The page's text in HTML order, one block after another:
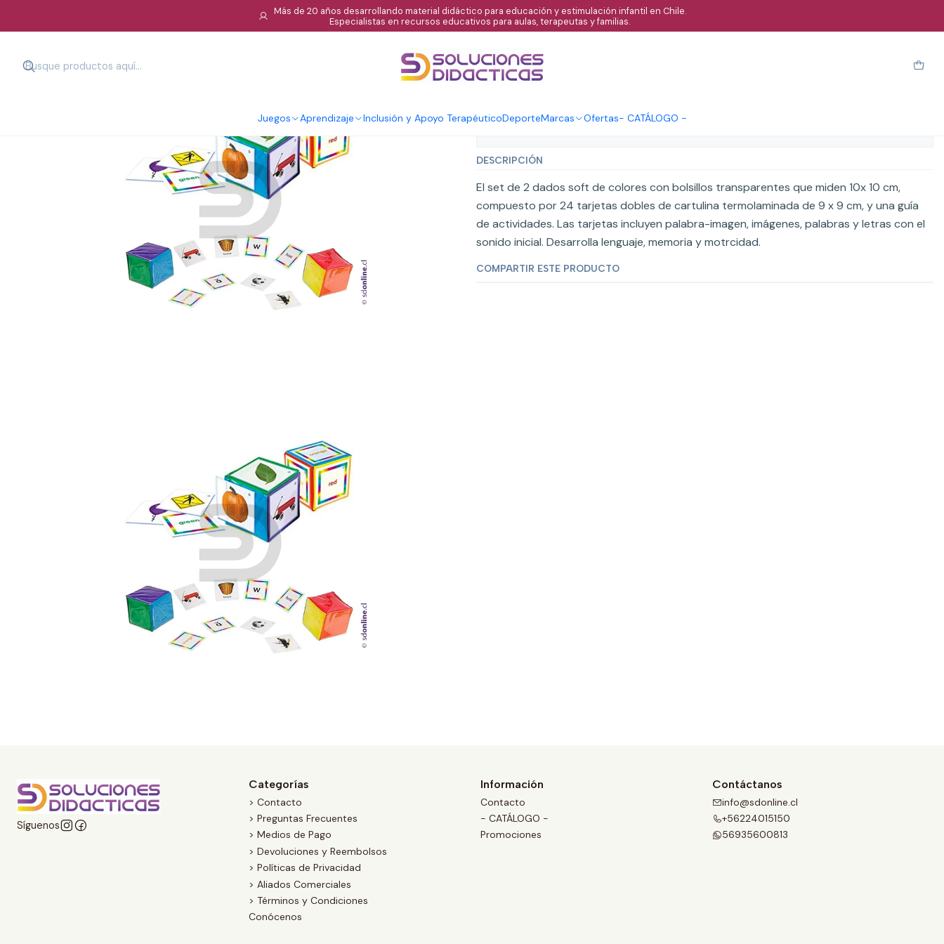
Juegos Aprendizaje Inclusión y Apoyo TerapéuticoDeporteMarcas Ofertas- CATÁLOGO -
Más de 20 años desarrollando material didáctico para educación y estimulación infantil en Chile.
Especialistas en recursos educativos para aulas, terapeutas y familias.
|
Dados con bolsillos y laminas en ingles
DESCRIPCIÓN
El set de 2 dados soft de colores con bolsillos transparentes que miden 10x 10 cm,
compuesto por 24 tarjetas dobles de cartulina termolaminada de 9 x 9 cm, y una guía
de actividades. Las tarjetas incluyen palabra-imagen, imágenes, palabras y letras con el
sonido inicial. Desarrolla lenguaje, memoria y motrcidad.
COMPARTIR ESTE PRODUCTO
Síguenos
Categorías
> Contacto
> Preguntas Frecuentes
> Medios de Pago
> Devoluciones y Reembolsos
> Políticas de Privacidad
> Aliados Comerciales
> Términos y Condiciones
Conócenos
Información
Contacto
- CATÁLOGO -
Promociones
Contáctanos
info@sdonline.cl
+56224015150
56935600813